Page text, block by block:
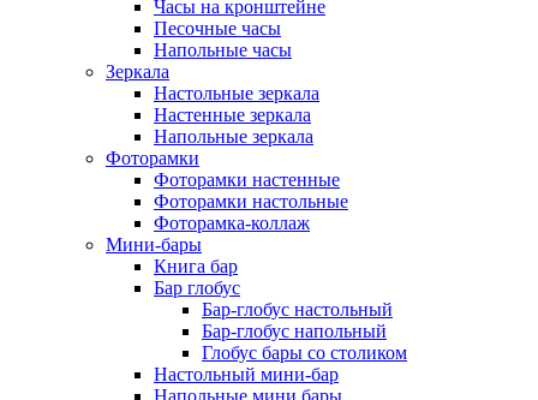
Часы на кронштейне
Песочные часы
Напольные часы
Зеркала
Настольные зеркала
Настенные зеркала
Напольные зеркала
Фоторамки
Фоторамки настенные
Фоторамки настольные
Фоторамка-коллаж
Мини-бары
Книга бар
Бар глобус
Бар-глобус настольный
Бар-глобус напольный
Глобус бары со столиком
Настольный мини-бар
Напольные мини бары